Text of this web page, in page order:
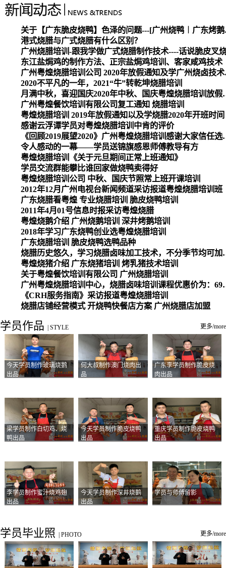
关于【广
港式烧腊与广式烧腊有什么区别？
广州烧腊培训-跟我学做广式烧腊制作技术----话说脆皮叉
东江盐焗鸡的制作方法、正宗盐焗鸡培训、客家咸鸡技术
广州粤煌
2020不平凡的一年，2021“牛”转乾坤烧腊培训
月满中秋，喜迎
广州粤煌餐饮培训有限公司复工通知 烧腊培训
粤煌烧腊培训 2019年放假通知以及学烧腊2020年开班时间
感谢云浮谭学员对粤煌烧腊培训中肯的评价
《回顾2019展望
令人感动的一幕——学员送锦旗感恩师傅教导有方
粤煌烧腊培训《关于元旦期间正常上班通知》
学员交流群能攀比谁回家做烧鸭卖得好
粤煌烧腊培训公司 中秋、国庆节照常上班开课培训
2012年12月广州电视台新闻频道采访报道粤煌烧腊培训班
广东烧腊看粤煌 专业烧腊培训 脆皮烧鸭培训
2011年4月01号信息时报采访粤煌烧腊
粤煌烧鹅介绍 广州烧鹅培训 深井烤鹅培训
2018年学习广东烧鸭创业选粤煌烧腊培训
广东烧腊培训 脆皮烧鸭选鸭品种
烧腊历史悠久，学习
粤煌烧猪介绍 广东烧猪培训 烤乳猪技术培训
关于粤煌餐饮培训有限公司 广州烧腊培训
广州粤煌烧腊培训中心，烧腊卤味培训课程优惠价为：6980元
《CRH服务指南》采访报道粤煌烧腊培训
烧腊店铺经营模式 开烧鸭快餐店方案 广州烧腊店加盟
学员作品 STYLE 更多/more
今天学员制作玻璃烧鹅
出品
何大叔制作澳门烧肉出
品
广东李学员制作脆皮烧
肉出品
梁学员制作白切鸡、烧
鸭出品
今天学员制作脆皮烧鸭
出品
重庆学员制作脆皮烧鸭
出品
李学员制作蜜汁烧鸡翅
出品
今天学员制作深井烧鹅
出品
学员与师傅留影
学员毕业照 PHOTO 更多/more